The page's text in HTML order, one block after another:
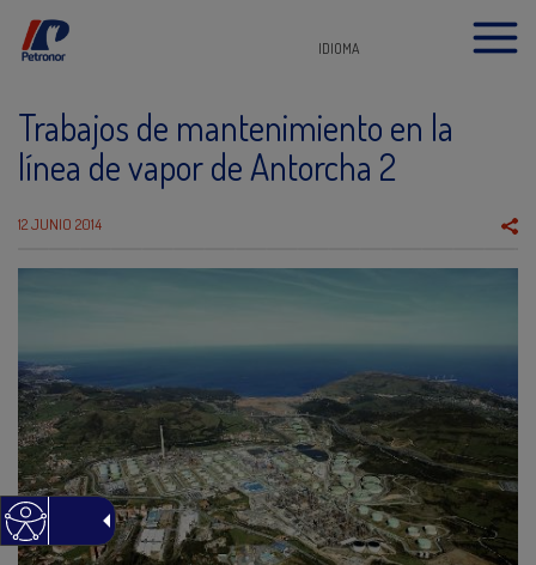
IDIOMA
Trabajos de mantenimiento en la
línea de vapor de Antorcha 2
12 JUNIO 2014